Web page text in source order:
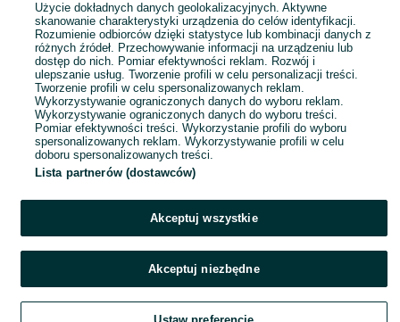
Za darmo
Jaszów
11 lipca 2026
Użycie dokładnych danych geolokalizacyjnych. Aktywne
skanowanie charakterystyki urządzenia do celów identyfikacji.
Rozumienie odbiorców dzięki statystyce lub kombinacji danych z
różnych źródeł. Przechowywanie informacji na urządzeniu lub
dostęp do nich. Pomiar efektywności reklam. Rozwój i
ulepszanie usług. Tworzenie profili w celu personalizacji treści.
Tworzenie profili w celu spersonalizowanych reklam.
Wykorzystywanie ograniczonych danych do wyboru reklam.
Wykorzystywanie ograniczonych danych do wyboru treści.
Pomiar efektywności treści. Wykorzystanie profili do wyboru
spersonalizowanych reklam. Wykorzystywanie profili w celu
doboru spersonalizowanych treści.
Lista partnerów (dostawców)
Akceptuj wszystkie
Akceptuj niezbędne